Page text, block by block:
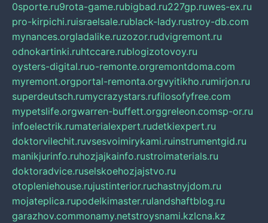
0sporte.ru9rota-game.rubigbad.ru227gp.ruwes-ex.ru
pro-kirpichi.ruisraelsale.rublack-lady.rustroy-db.com
mynances.orgladalike.ruzozor.rudvigremont.ru
odnokartinki.ruhtccare.rublogizotovoy.ru
oysters-digital.ruo-remonte.orgremontdoma.com
myremont.orgportal-remonta.orgvyitikho.rumirjon.ru
superdeutsch.rumycrazystars.rufilosofyfree.com
mypetslife.orgwarren-buffett.orggreleon.comsp-or.ru
infoelectrik.rumaterialexpert.rudetkiexpert.ru
doktorvilechit.ruvsesvoimirykami.ruinstrumentgid.ru
manikjurinfo.ruhozjajkainfo.rustroimaterials.ru
doktoradvice.ruselskoehozjajstvo.ru
otopleniehouse.rujustinterior.ruchastnyjdom.ru
mojateplica.rupodelkimaster.rulandshaftblog.ru
garazhov.commonamy.netstroysnami.kzlcna.kz